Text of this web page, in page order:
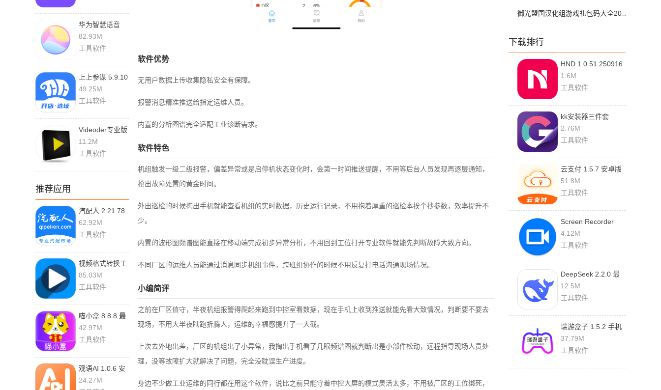
华为智慧语音
12.1.10.410 安
卓版
82.93M
工具软件
上上参谋 5.9.10
安卓版
49.25M
工具软件
Videoder专业版
v14.5 最新版
11.2M
工具软件
推荐应用
汽配人 2.21.78
安卓版
62.92M
工具软件
视频格式转换工
厂 3.5.7 最新版
85.03M
工具软件
喵小盒 8.8.8 最
新版
42.97M
工具软件
观语AI 1.0.6 安
卓版
24.27M
软件优势
无用户数据上传收集隐私安全有保障。
报警消息精准推送给指定运维人员。
内置的分析图谱完全适配工业诊断需求。
软件特色
机组触发一级二级报警，偏差异常或是启停机状态变化时，会第一时间推送提醒，不用等后台人员发现再逐层通知，
抢出故障处置的黄金时间。
外出巡检的时候掏出手机就能查看机组的实时数据，历史运行记录，不用抱着厚重的巡检本挨个抄参数，效率提升不
少。
内置的波形图频谱图能直接在移动端完成初步异常分析，不用回到工位打开专业软件就能先判断故障大致方向。
不同厂区的运维人员能通过消息同步机组事件，跨班组协作的时候不用反复打电话沟通现场情况。
小编简评
之前在厂区值守，半夜机组报警得爬起来跑到中控室看数据，现在手机上收到推送就能先看大致情况，判断要不要去
现场，不用大半夜瞎跑折腾人，运维的幸福感提升了一大截。
上次去外地出差，厂区的机组出了小异常，我掏出手机看了几眼频谱图就判断出是小部件松动，远程指导现场人员处
理，没等故障扩大就解决了问题，完全没耽误生产进度。
身边不少做工业运维的同行都在用这个软件，说比之前只能守着中控大屏的模式灵活太多，不用被厂区的工位绑死，
下载排行
HND 1.0.51.250916
最新版
1.6M
工具软件
kk安装器三件套
2.5.0514 安卓版
2.76M
工具软件
云支付 1.5.7 安卓版
51.8M
工具软件
Screen Recorder
1.2.6.7 最新版
4.12M
工具软件
DeepSeek 2.2.0 最
新版
12.5M
工具软件
瑞游盒子 1.5.2 手机
版
37.79M
工具软件